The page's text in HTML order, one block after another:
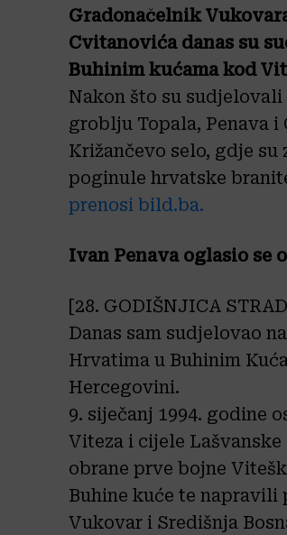
Gradonačelnik
Cvitanovića danas su
Buhinim kućama kod
Nakon što su
groblju Topala, Penava
Križančevo selo, gdje
poginule hrvatske
prenosi bild.ba.
Ivan Penava oglasio
[28. GODIŠNJICA
Danas sam sudjelovao
Hrvatima u Buhinim
Hercegovini.
9. siječanj 1994. godine
Viteza i cijele
obrane prve bojne
Buhine kuće te
Vukovar i Središnja